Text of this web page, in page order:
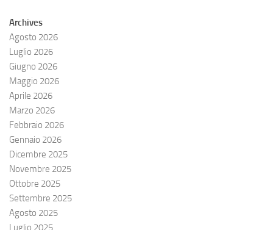
Archives
Agosto 2026
Luglio 2026
Giugno 2026
Maggio 2026
Aprile 2026
Marzo 2026
Febbraio 2026
Gennaio 2026
Dicembre 2025
Novembre 2025
Ottobre 2025
Settembre 2025
Agosto 2025
Luglio 2025